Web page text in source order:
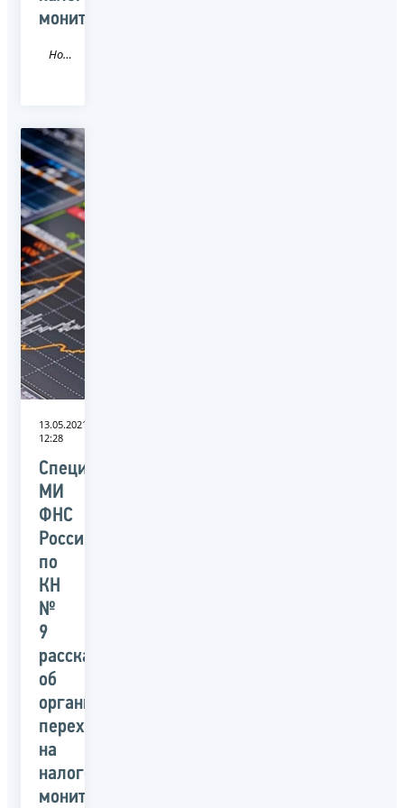
мониторинга»
Новость
13.05.2021
12:28
Специалисты
МИ
ФНС
России
по
КН
№
9
расскажут
об
организации
перехода
на
налоговый
мониторинг